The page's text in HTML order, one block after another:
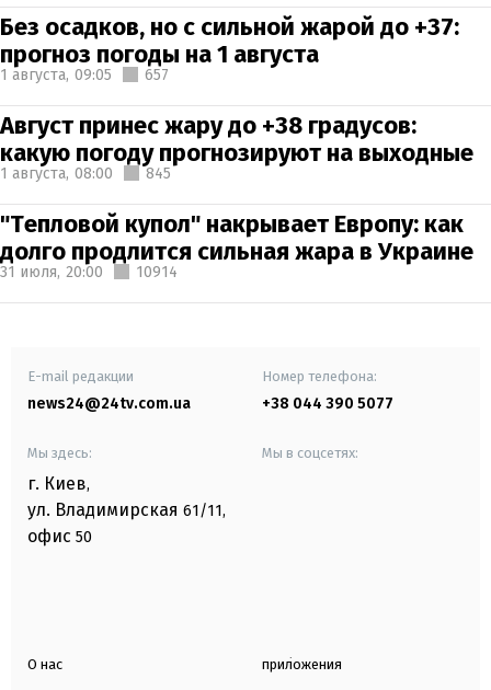
Без осадков, но с сильной жарой до +37:
прогноз погоды на 1 августа
1 августа, 09:05 657
Август принес жару до +38 градусов:
какую погоду прогнозируют на выходные
1 августа, 08:00 845
"Тепловой купол" накрывает Европу: как
долго продлится сильная жара в Украине
31 июля, 20:00 10914
E-mail редакции
news24@24tv.com.ua
Номер телефона:
+38 044 390 5077
Мы здесь:
г. Киев,
ул. Владимирская 61/11,
офис 50
Мы в соцсетях:
О нас приложения